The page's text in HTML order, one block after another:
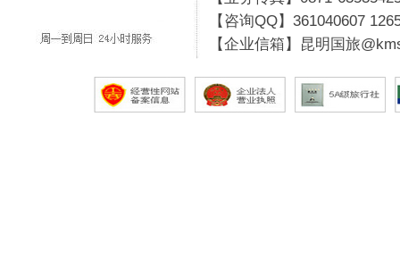
【咨询QQ】 361040607
【企业信箱】昆明国旅